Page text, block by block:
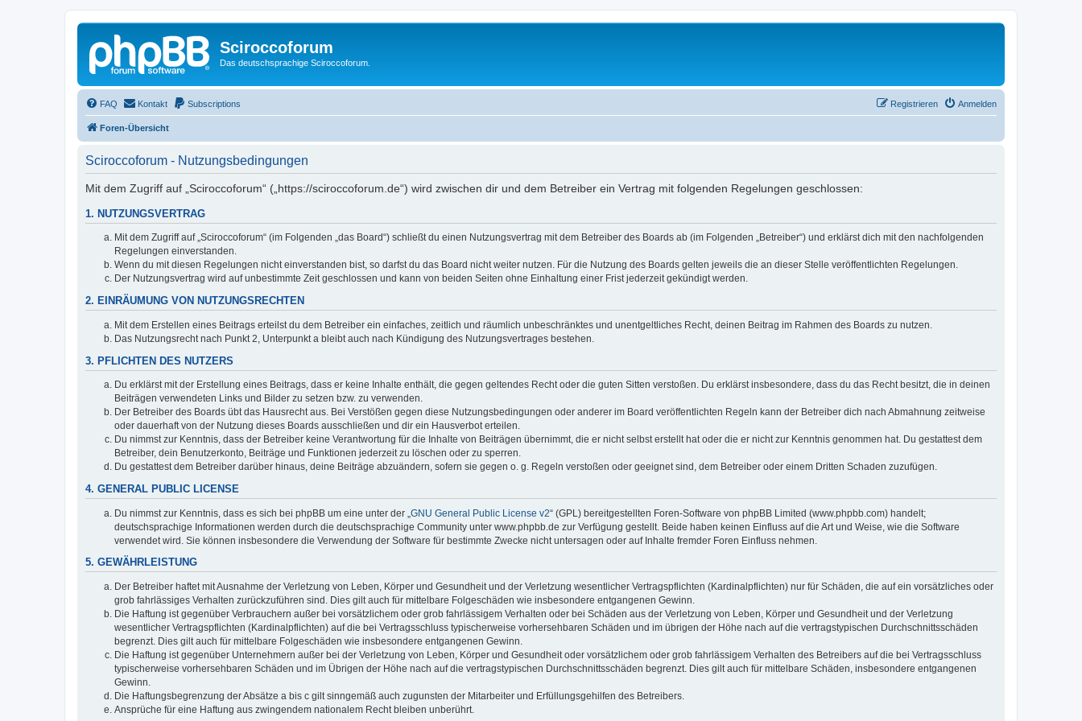
Sciroccoforum
Das deutschsprachige Sciroccoforum.
FAQ Kontakt Subscriptions Anmelden
Registrieren
Foren-Übersicht
Sciroccoforum - Nutzungsbedingungen
Mit dem Zugriff auf „Sciroccoforum“ („https://sciroccoforum.de“) wird zwischen dir und dem Betreiber ein Vertrag mit folgenden Regelungen geschlossen:
1. NUTZUNGSVERTRAG
Mit dem Zugriff auf „Sciroccoforum“ (im Folgenden „das Board“) schließt du einen Nutzungsvertrag mit dem Betreiber des Boards ab (im Folgenden „Betreiber“) und erklärst dich mit den nachfolgenden
Regelungen einverstanden.
Wenn du mit diesen Regelungen nicht einverstanden bist, so darfst du das Board nicht weiter nutzen. Für die Nutzung des Boards gelten jeweils die an dieser Stelle veröffentlichten Regelungen.
Der Nutzungsvertrag wird auf unbestimmte Zeit geschlossen und kann von beiden Seiten ohne Einhaltung einer Frist jederzeit gekündigt werden.
2. EINRÄUMUNG VON NUTZUNGSRECHTEN
Mit dem Erstellen eines Beitrags erteilst du dem Betreiber ein einfaches, zeitlich und räumlich unbeschränktes und unentgeltliches Recht, deinen Beitrag im Rahmen des Boards zu nutzen.
Das Nutzungsrecht nach Punkt 2, Unterpunkt a bleibt auch nach Kündigung des Nutzungsvertrages bestehen.
3. PFLICHTEN DES NUTZERS
Du erklärst mit der Erstellung eines Beitrags, dass er keine Inhalte enthält, die gegen geltendes Recht oder die guten Sitten verstoßen. Du erklärst insbesondere, dass du das Recht besitzt, die in deinen
Beiträgen verwendeten Links und Bilder zu setzen bzw. zu verwenden.
Der Betreiber des Boards übt das Hausrecht aus. Bei Verstößen gegen diese Nutzungsbedingungen oder anderer im Board veröffentlichten Regeln kann der Betreiber dich nach Abmahnung zeitweise
oder dauerhaft von der Nutzung dieses Boards ausschließen und dir ein Hausverbot erteilen.
Du nimmst zur Kenntnis, dass der Betreiber keine Verantwortung für die Inhalte von Beiträgen übernimmt, die er nicht selbst erstellt hat oder die er nicht zur Kenntnis genommen hat. Du gestattest dem
Betreiber, dein Benutzerkonto, Beiträge und Funktionen jederzeit zu löschen oder zu sperren.
Du gestattest dem Betreiber darüber hinaus, deine Beiträge abzuändern, sofern sie gegen o. g. Regeln verstoßen oder geeignet sind, dem Betreiber oder einem Dritten Schaden zuzufügen.
4. GENERAL PUBLIC LICENSE
Du nimmst zur Kenntnis, dass es sich bei phpBB um eine unter der „ GNU General Public License v2“ (GPL) bereitgestellten Foren-Software von phpBB Limited (www.phpbb.com) handelt;
deutschsprachige Informationen werden durch die deutschsprachige Community unter www.phpbb.de zur Verfügung gestellt. Beide haben keinen Einfluss auf die Art und Weise, wie die Software
verwendet wird. Sie können insbesondere die Verwendung der Software für bestimmte Zwecke nicht untersagen oder auf Inhalte fremder Foren Einfluss nehmen.
5. GEWÄHRLEISTUNG
Der Betreiber haftet mit Ausnahme der Verletzung von Leben, Körper und Gesundheit und der Verletzung wesentlicher Vertragspflichten (Kardinalpflichten) nur für Schäden, die auf ein vorsätzliches oder
grob fahrlässiges Verhalten zurückzuführen sind. Dies gilt auch für mittelbare Folgeschäden wie insbesondere entgangenen Gewinn.
Die Haftung ist gegenüber Verbrauchern außer bei vorsätzlichem oder grob fahrlässigem Verhalten oder bei Schäden aus der Verletzung von Leben, Körper und Gesundheit und der Verletzung
wesentlicher Vertragspflichten (Kardinalpflichten) auf die bei Vertragsschluss typischerweise vorhersehbaren Schäden und im übrigen der Höhe nach auf die vertragstypischen Durchschnittsschäden
begrenzt. Dies gilt auch für mittelbare Folgeschäden wie insbesondere entgangenen Gewinn.
Die Haftung ist gegenüber Unternehmern außer bei der Verletzung von Leben, Körper und Gesundheit oder vorsätzlichem oder grob fahrlässigem Verhalten des Betreibers auf die bei Vertragsschluss
typischerweise vorhersehbaren Schäden und im Übrigen der Höhe nach auf die vertragstypischen Durchschnittsschäden begrenzt. Dies gilt auch für mittelbare Schäden, insbesondere entgangenen
Gewinn.
Die Haftungsbegrenzung der Absätze a bis c gilt sinngemäß auch zugunsten der Mitarbeiter und Erfüllungsgehilfen des Betreibers.
Ansprüche für eine Haftung aus zwingendem nationalem Recht bleiben unberührt.